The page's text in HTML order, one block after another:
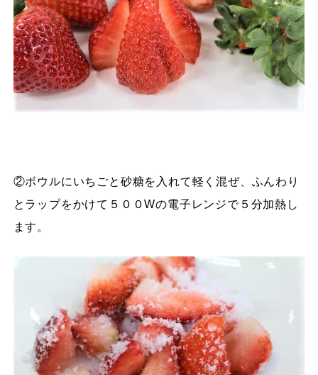
②ボウルにいちごと砂糖を入れて軽く混ぜ、ふんわり
とラップをかけて５００Wの電子レンジで５分加熱し
ます。